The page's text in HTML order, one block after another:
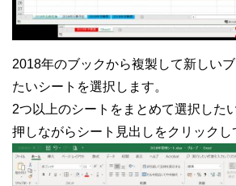
2018年のブックから複製して新しい
たいシートを選択します。
2つ以上のシートをまとめて選択した
押しながらシート見出しをクリックし